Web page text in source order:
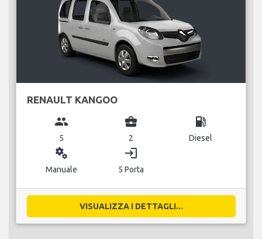
RENAULT KANGOO
group
5
business_center
2
local_gas_station
Diesel
miscellaneous_services
Manuale
login
5 Porta
VISUALIZZA I DETTAGLI...